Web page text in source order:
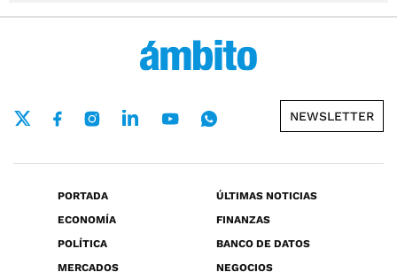
NEWSLETTER
PORTADA
ÚLTIMAS NOTICIAS
ECONOMÍA
FINANZAS
POLÍTICA
BANCO DE DATOS
MERCADOS
NEGOCIOS